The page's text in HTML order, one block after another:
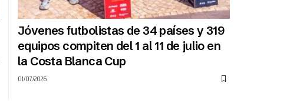
Jóvenes futbolistas de 34 países y 319
equipos compiten del 1 al 11 de julio en
la Costa Blanca Cup
01/07/2026